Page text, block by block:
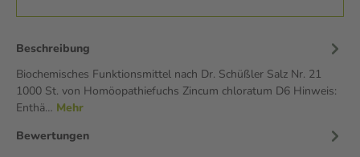
Beschreibung
Biochemisches Funktionsmittel nach Dr. Schüßler Salz Nr. 21
1000 St. von Homöopathiefuchs Zincum chloratum D6 Hinweis:
Enthä… Mehr
Bewertungen